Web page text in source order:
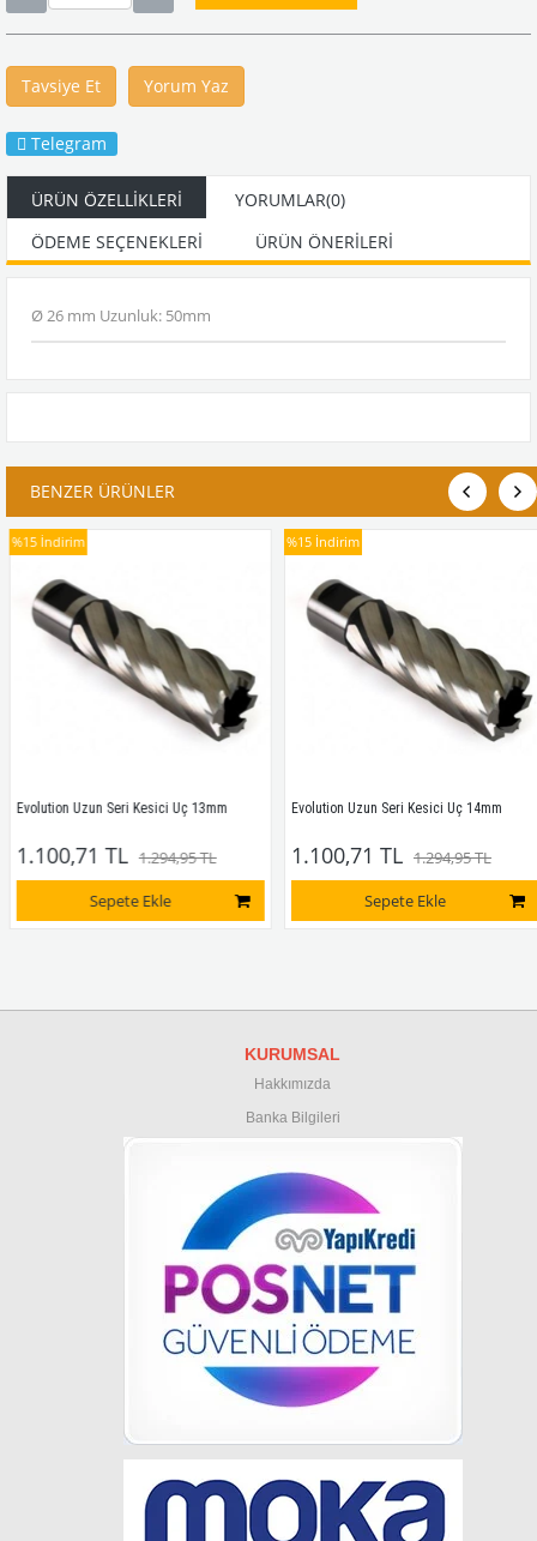
Tavsiye Et Yorum Yaz
Telegram
ÜRÜN ÖZELLIKLERI YORUMLAR(0)
ÖDEME SEÇENEKLERI
ÜRÜN ÖNERILERI
Ø 26 mm Uzunluk: 50mm
BENZER ÜRÜNLER
Evolution Uzun Seri Kesici Uç 13mm
1.100,71 TL
1.294,95 TL
Sepete Ekle
%15 İndirim
Evolution Uzun Seri Kesici Uç 14mm
1.100,71 TL
1.294,95 TL
Sepete Ekle
%15 İndirim
KURUMSAL
Hakkımızda
Banka Bilgileri